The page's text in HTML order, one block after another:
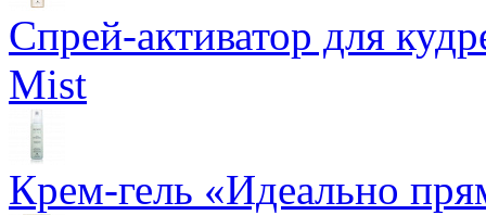
Спрей-активатор для
Mist
Крем-гель «Идеально